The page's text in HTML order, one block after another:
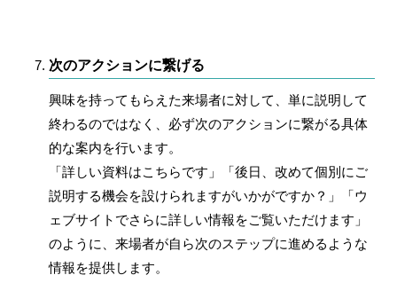
次のアクションに繋げる
興味を持ってもらえた来場者に対して、単に説明して
終わるのではなく、必ず次のアクションに繋がる具体
的な案内を行います。
「詳しい資料はこちらです」「後日、改めて個別にご
説明する機会を設けられますがいかがですか？」「ウ
ェブサイトでさらに詳しい情報をご覧いただけます」
のように、来場者が自ら次のステップに進めるような
情報を提供します。